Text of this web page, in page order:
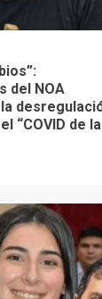
del NOA
“COVID de la